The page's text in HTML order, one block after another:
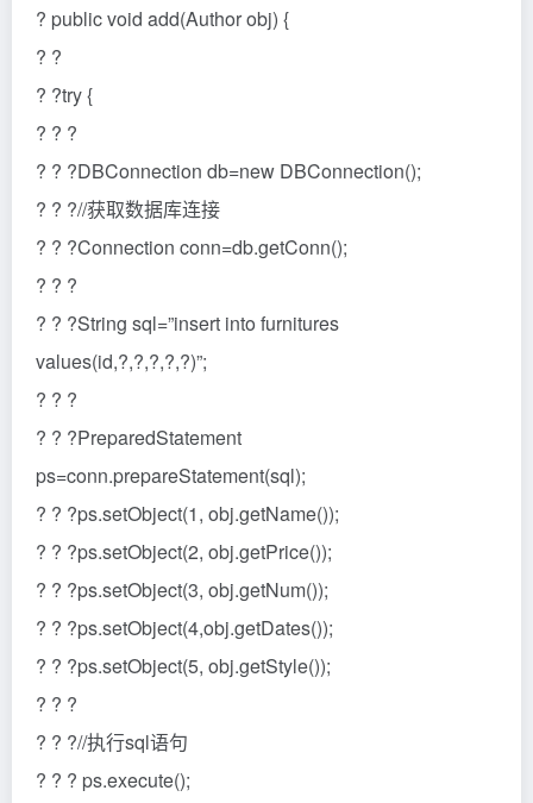
? public void add(Author obj) {
? ?
? ?try {
? ? ?
? ? ?DBConnection db=new DBConnection();
? ? ?//获取数据库连接
? ? ?Connection conn=db.getConn();
? ? ?
? ? ?String sql=”insert into furnitures
values(id,?,?,?,?,?)”;
? ? ?
? ? ?PreparedStatement
ps=conn.prepareStatement(sql);
? ? ?ps.setObject(1, obj.getName());
? ? ?ps.setObject(2, obj.getPrice());
? ? ?ps.setObject(3, obj.getNum());
? ? ?ps.setObject(4,obj.getDates());
? ? ?ps.setObject(5, obj.getStyle());
? ? ?
? ? ?//执行sql语句
? ? ? ps.execute();